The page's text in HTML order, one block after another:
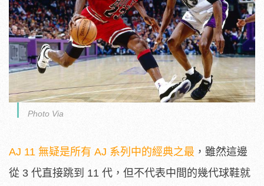
Photo Via
AJ 11 無疑是所有 AJ 系列中的經典之最 ，雖然這邊
從 3 代直接跳到 11 代，但不代表中間的幾代球鞋就